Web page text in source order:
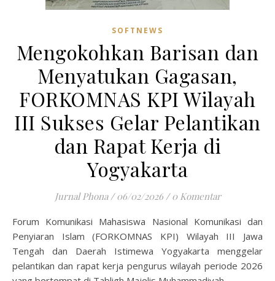
SOFTNEWS
Mengokohkan Barisan dan
Menyatukan Gagasan,
FORKOMNAS KPI Wilayah
III Sukses Gelar Pelantikan
dan Rapat Kerja di
Yogyakarta
Jurnal Phona / 06/02/2026 / 0 Komentar
Forum Komunikasi Mahasiswa Nasional Komunikasi dan
Penyiaran Islam (FORKOMNAS KPI) Wilayah III Jawa
Tengah dan Daerah Istimewa Yogyakarta menggelar
pelantikan dan rapat kerja pengurus wilayah periode 2026